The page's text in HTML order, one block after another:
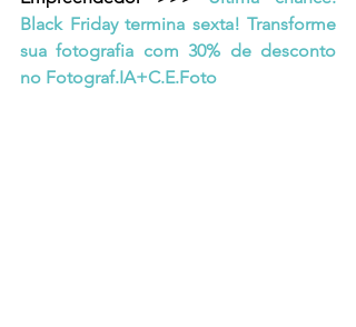
Black Friday termina sexta! Transforme
sua fotografia com 30% de desconto
no Fotograf.IA+C.E.Foto